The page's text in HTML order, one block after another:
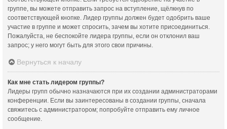
группе, вы можете отправить запрос на вступление, щёлкнув по
соответствующей кнопке. Лидер группы должен будет одобрить ваше
участие в группе и может спросить, зачем вы хотите присоединиться.
Пожалуйста, не беспокойте лидера группы, если он отклонил ваш
запрос; у него могут быть для этого свои причины.
Вернуться к началу
Как мне стать лидером группы?
Лидеры групп обычно назначаются при их создании администраторами
конференции. Если вы заинтересованы в создании группы, сначала
свяжитесь с администратором; попробуйте отправить ему личное
сообщение.